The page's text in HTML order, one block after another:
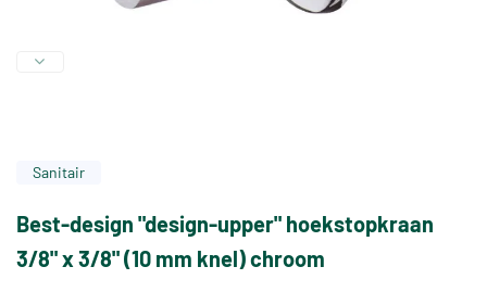
Sanitair
Best-design "design-upper" hoekstopkraan
3/8" x 3/8" (10 mm knel) chroom